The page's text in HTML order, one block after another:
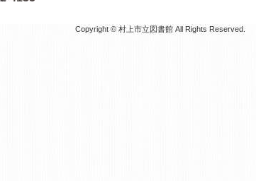
Copyright © 村上市立図書館 All Rights Reserved.